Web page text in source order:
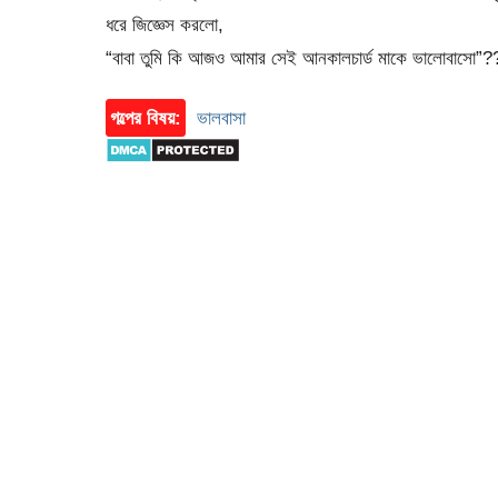
ধরে জিজ্ঞেস করলো,
“বাবা তুমি কি আজও আমার সেই আনকালচার্ড মাকে
গল্পের বিষয়: ভালবাসা